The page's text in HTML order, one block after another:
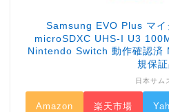
Samsung EVO Plus マ
microSDXC UHS-I U3
Nintendo Switch 動作確認済
規保
日本サム
Amazon 楽天市場